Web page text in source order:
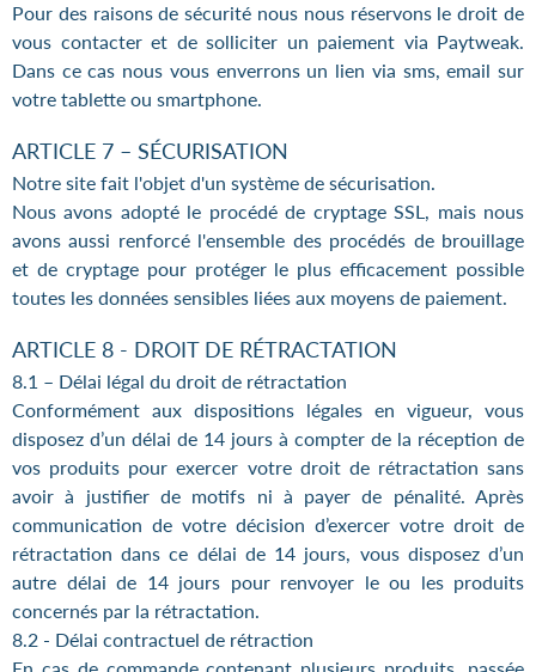
Pour des raisons de sécurité nous nous réservons le droit de
vous contacter et de solliciter un paiement via Paytweak.
Dans ce cas nous vous enverrons un lien via sms, email sur
votre tablette ou smartphone.
ARTICLE 7 – SÉCURISATION
Notre site fait l'objet d'un système de sécurisation.
Nous avons adopté le procédé de cryptage SSL, mais nous
avons aussi renforcé l'ensemble des procédés de brouillage
et de cryptage pour protéger le plus efficacement possible
toutes les données sensibles liées aux moyens de paiement.
ARTICLE 8 - DROIT DE RÉTRACTATION
8.1 – Délai légal du droit de rétractation
Conformément aux dispositions légales en vigueur, vous
disposez d’un délai de 14 jours à compter de la réception de
vos produits pour exercer votre droit de rétractation sans
avoir à justifier de motifs ni à payer de pénalité. Après
communication de votre décision d’exercer votre droit de
rétractation dans ce délai de 14 jours, vous disposez d’un
autre délai de 14 jours pour renvoyer le ou les produits
concernés par la rétractation.
8.2 - Délai contractuel de rétraction